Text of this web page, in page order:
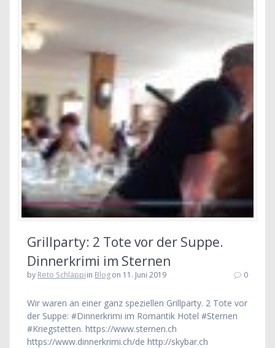
Grillparty: 2 Tote vor der Suppe.
Dinnerkrimi im Sternen
by Reto Schläppiin Blogon 11. Juni 2019 0
Wir waren an einer ganz speziellen Grillparty. 2 Tote vor
der Suppe: #Dinnerkrimi im Romantik Hotel #Sternen
#Kriegstetten. https://www.sternen.ch
https://www.dinnerkrimi.ch/de http://skybar.ch